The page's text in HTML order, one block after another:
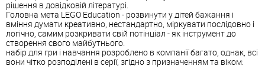
рішення в довідковій літературі.
Головна мета LEGO Education - розвинути у дітей бажання і
вміння думати креативно, нестандартно, міркувати послідовно і
логічно, самим розкривати свій потінціал - як інструмент до
створення свого майбутнього.
набір для гри і навчання розроблено в компанії багато, однак, всі
вони чітко розподілені в серії, згідно з призначенням та віком: